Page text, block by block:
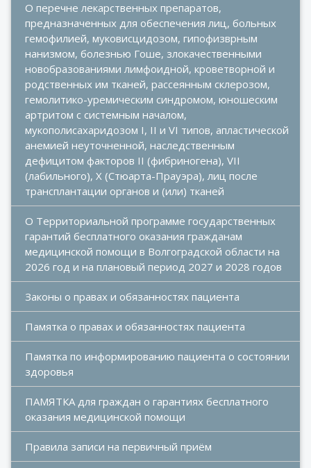
О перечне лекарственных препаратов,
предназначенных для обеспечения лиц, больных
гемофилией, муковисцидозом, гипофизврным
нанизмом, болезнью Гоше, злокачественными
новобразованиями лимфоидной, кроветворной и
родственных им тканей, рассеянным склерозом,
гемолитико-уремическим синдромом, юношеским
артритом с системным началом,
мукополисахаридозом I, II и VI типов, апластической
анемией неуточненной, наследственным
дефицитом факторов II (фибриногена), VII
(лабильного), X (Стюарта-Прауэра), лиц после
трансплантации органов и (или) тканей
О Территориальной программе государственных
гарантий бесплатного оказания гражданам
медицинской помощи в Волгоградской области на
2026 год и на плановый период 2027 и 2028 годов
Законы о правах и обязанностях пациента
Памятка о правах и обязанностях пациента
Памятка по информированию пациента о состоянии
здоровья
ПАМЯТКА для граждан о гарантиях бесплатного
оказания медицинской помощи
Правила записи на первичный приём